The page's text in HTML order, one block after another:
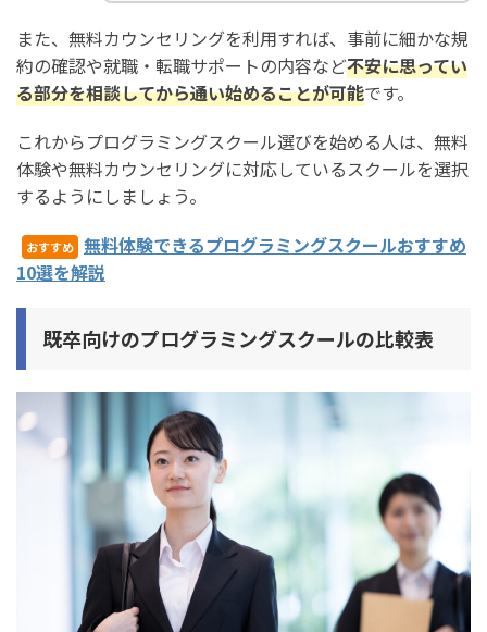
また、無料カウンセリングを利用すれば、事前に細かな規
約の確認や就職・転職サポートの内容など不安に思ってい
る部分を相談してから通い始めることが可能です。
これからプログラミングスクール選びを始める人は、無料
体験や無料カウンセリングに対応しているスクールを選択
するようにしましょう。
おすすめ 無料体験できるプログラミングスクールおすすめ
10選を解説
既卒向けのプログラミングスクールの比較表